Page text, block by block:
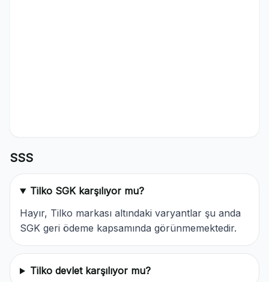
SSS
Tilko SGK karşılıyor mu?
Hayır, Tilko markası altındaki varyantlar şu anda
SGK geri ödeme kapsamında görünmemektedir.
Tilko devlet karşılıyor mu?